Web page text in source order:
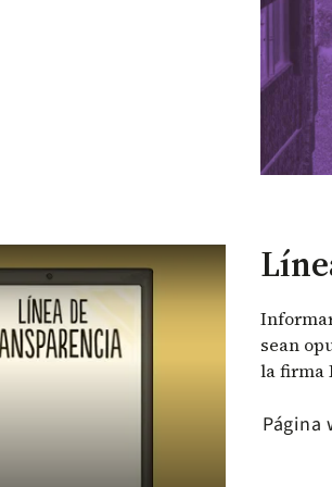
¿Conoces la Línea de Transparencia
sean
la firma
Página